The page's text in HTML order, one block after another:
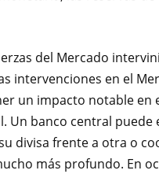
del Mercado
intervenciones en el
un impacto notable en
Un banco central puede
divisa frente a otra o
más profundo. En